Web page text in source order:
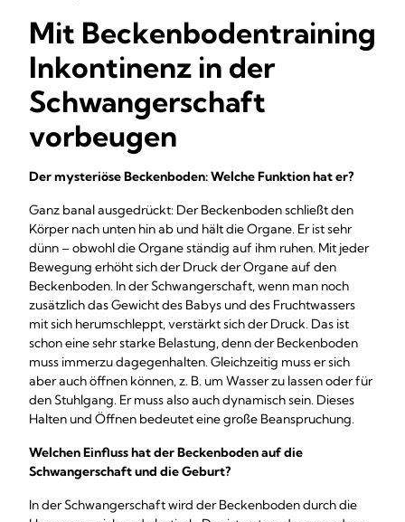
Mit Beckenbodentraining
Inkontinenz in der
Schwangerschaft
vorbeugen
Der mysteriöse Beckenboden: Welche Funktion hat er?
Ganz banal ausgedrückt: Der Beckenboden schließt den
Körper nach unten hin ab und hält die Organe. Er ist sehr
dünn – obwohl die Organe ständig auf ihm ruhen. Mit jeder
Bewegung erhöht sich der Druck der Organe auf den
Beckenboden. In der Schwangerschaft, wenn man noch
zusätzlich das Gewicht des Babys und des Fruchtwassers
mit sich herumschleppt, verstärkt sich der Druck. Das ist
schon eine sehr starke Belastung, denn der Beckenboden
muss immerzu dagegenhalten. Gleichzeitig muss er sich
aber auch öffnen können, z. B. um Wasser zu lassen oder für
den Stuhlgang. Er muss also auch dynamisch sein. Dieses
Halten und Öffnen bedeutet eine große Beanspruchung.
Welchen Einfluss hat der Beckenboden auf die
Schwangerschaft und die Geburt?
In der Schwangerschaft wird der Beckenboden durch die